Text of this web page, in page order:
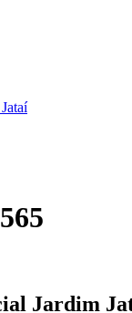
Jardim